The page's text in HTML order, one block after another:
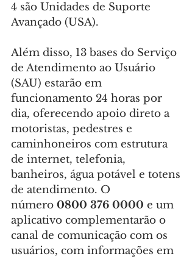
4 são Unidades de Suporte
Avançado (USA).
Além disso, 13 bases do Serviço
de Atendimento ao Usuário
(SAU) estarão em
funcionamento 24 horas por
dia, oferecendo apoio direto a
motoristas, pedestres e
caminhoneiros com estrutura
de internet, telefonia,
banheiros, água potável e totens
de atendimento. O
número 0800 376 0000 e um
aplicativo complementarão o
canal de comunicação com os
usuários, com informações em